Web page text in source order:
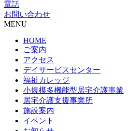
電話
お問い合わせ
MENU
HOME
ご案内
アクセス
デイサービスセンター
福祉カレッジ
小規模多機能型居宅介護事業
居宅介護支援事業所
施設案内
イベント